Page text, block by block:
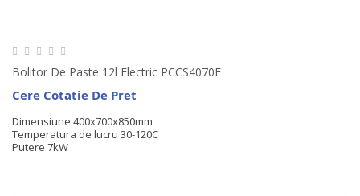
Bolitor De Paste 12l Electric PCCS4070E
Cere Cotatie De Pret
Dimensiune 400x700x850mm
Temperatura de lucru 30-120C
Putere 7kW